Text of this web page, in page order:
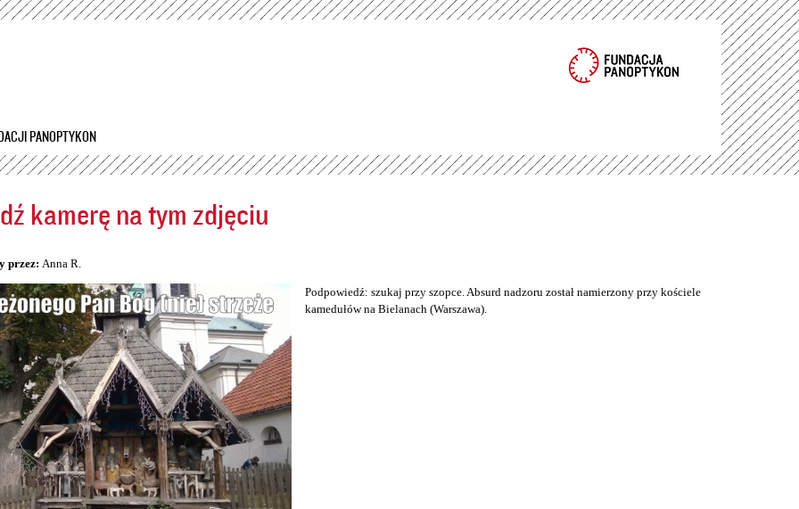
Przejdź
PANOPTYKON
kamerę na tym zdjęciu
przez: Anna R.
Podpowiedź: szukaj przy szopce. Absurd nadzoru został namierzony przy kościele
kamedułów na Bielanach (Warszawa).